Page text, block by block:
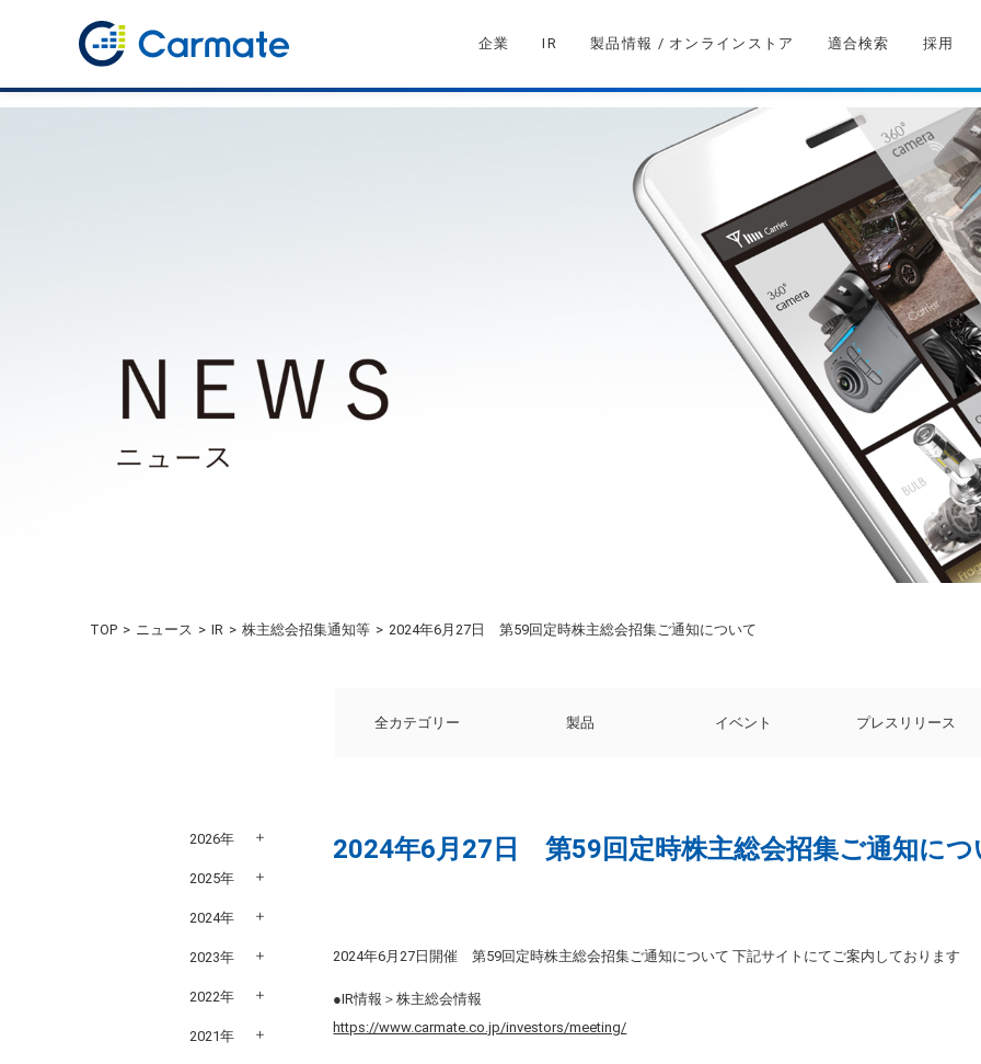
企業 IR 製品情報 / オンラインストア 適合検索 採用
TOP ニュース IR 株主総会招集通知等 2024年6月27日 第59回定時株主総会招集ご通知について
全カテゴリー 製品 イベント プレスリリース
2024年6月27日 第59回定時株主総会招集ご通知につ
2024年6月27日開催 第59回定時株主総会招集ご通知について 下記サイトにてご案内しております
●IR情報＞株主総会情報
https://www.carmate.co.jp/investors/meeting/
2026年
2025年
2024年
2023年
2022年
2021年